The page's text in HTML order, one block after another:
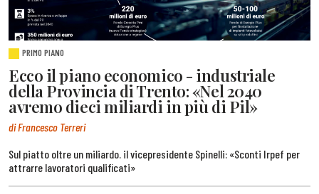
PRIMO PIANO
Ecco il piano economico - industriale
della Provincia di Trento: «Nel 2040
avremo dieci miliardi in più di Pil»
di Francesco Terreri
Sul piatto oltre un miliardo. il vicepresidente Spinelli: «Sconti Irpef per
attrarre lavoratori qualificati»